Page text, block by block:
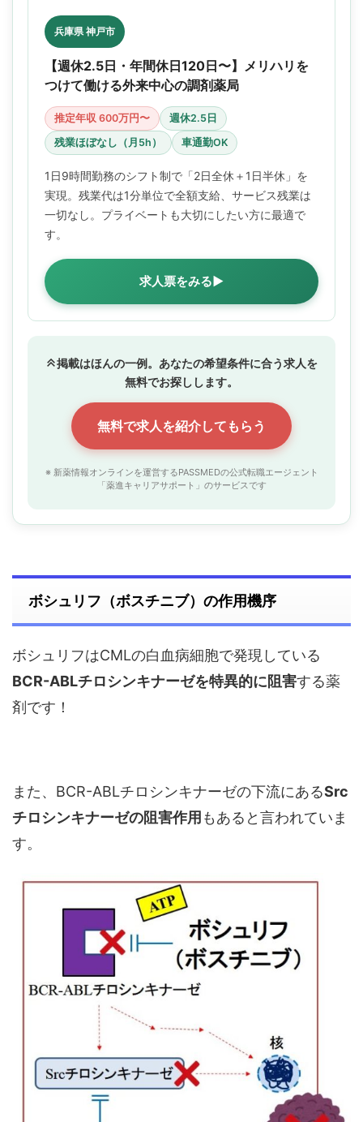
兵庫県 神戸市
【週休2.5日・年間休日120日〜】メリハリを
つけて働ける外来中心の調剤薬局
推定年収 600万円〜
週休2.5日
残業ほぼなし（月5h）
車通勤OK
1日9時間勤務のシフト制で「2日全休＋1日半休」を
実現。残業代は1分単位で全額支給、サービス残業は
一切なし。プライベートも大切にしたい方に最適で
す。
求人票をみる▶
掲載はほんの一例。あなたの希望条件に合う求人を
無料でお探しします。
無料で求人を紹介してもらう
※ 新薬情報オンラインを運営するPASSMEDの公式転職エージェント
「薬進キャリアサポート」のサービスです
ボシュリフ（ボスチニブ）の作用機序
ボシュリフはCMLの白血病細胞で発現している
BCR-ABLチロシンキナーゼを特異的に阻害する薬
剤です！
また、BCR-ABLチロシンキナーゼの下流にあるSrc
チロシンキナーゼの阻害作用 もあると言われていま
す。